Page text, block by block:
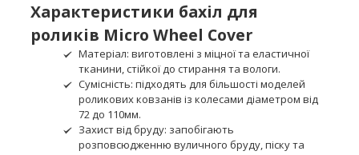
Характеристики бахіл для
роликів Micro Wheel Cover
Матеріал: виготовлені з міцної та еластичної
тканини, стійкої до стирання та вологи.
Сумісність: підходять для більшості моделей
роликових ковзанів із колесами діаметром від
72 до 110мм.
Захист від бруду: запобігають
розповсюдженню вуличного бруду, піску та